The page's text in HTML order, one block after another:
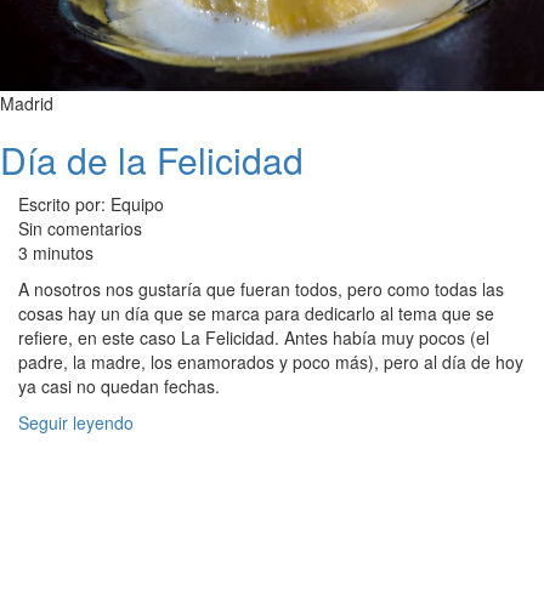
Madrid
Día de la Felicidad
Escrito por: Equipo
Sin comentarios
3 minutos
A nosotros nos gustaría que fueran todos, pero como todas las
cosas hay un día que se marca para dedicarlo al tema que se
refiere, en este caso La Felicidad. Antes había muy pocos (el
padre, la madre, los enamorados y poco más), pero al día de hoy
ya casi no quedan fechas.
Seguir leyendo